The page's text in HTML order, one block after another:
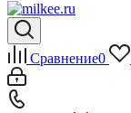
Сравнение0